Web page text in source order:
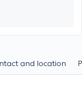
and location